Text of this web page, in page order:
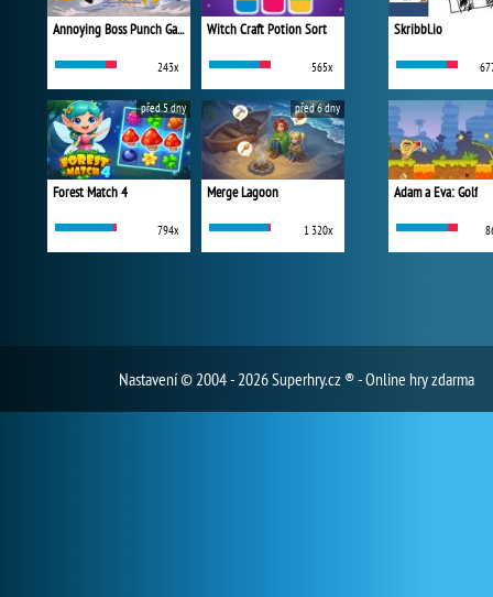
Annoying Boss Punch Game
243x
Witch Craft Potion Sort
565x
Forest Match 4
794x
před 5 dny
Merge Lagoon
1 320x
před 6 dny
Skribbl.io
Adam a Eva: Golf
Nastavení© 2004 - 2026 Superhry.cz ® - Online hry zdarma